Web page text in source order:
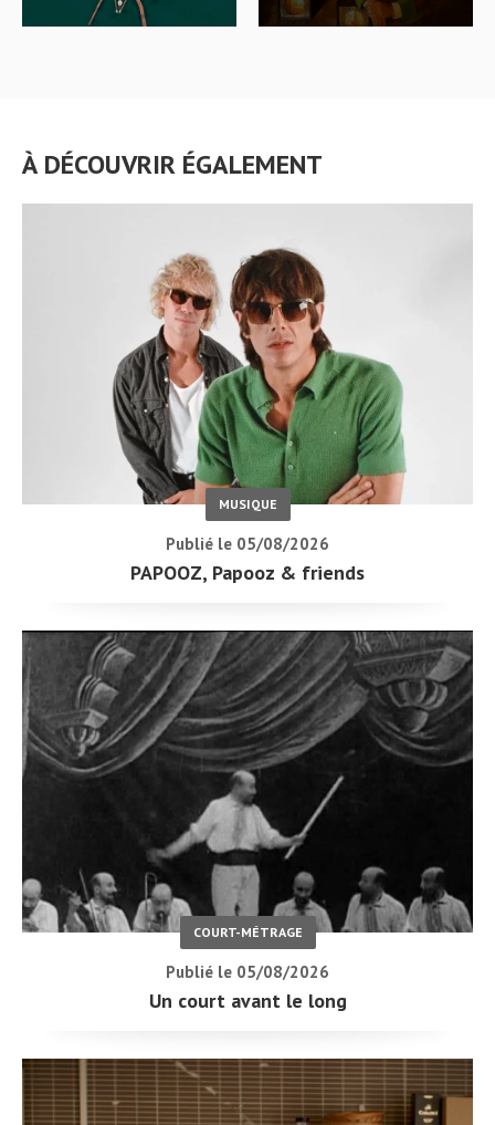
À DÉCOUVRIR ÉGALEMENT
MUSIQUE
Publié le 05/08/2026
PAPOOZ, Papooz & friends
COURT-MÉTRAGE
Publié le 05/08/2026
Un court avant le long